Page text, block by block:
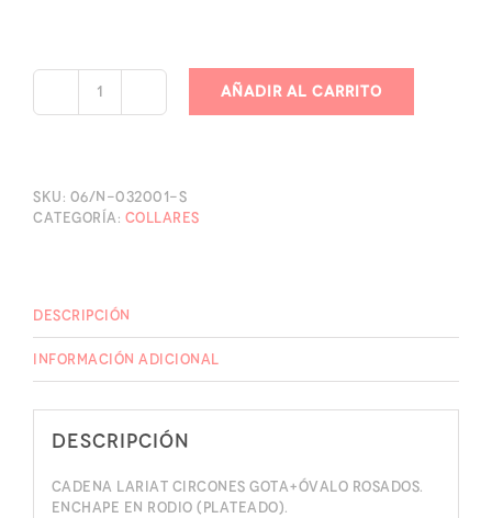
Collar
rodio
cantidad
Añadir al carrito
SKU: 06/N-032001-S
Categoría: Collares
Descripción
Información adicional
Descripción
Cadena lariat circones gota+óvalo rosados.
Enchape en rodio (plateado).